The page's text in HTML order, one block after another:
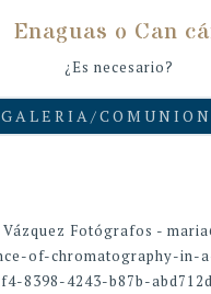
Enaguas o Can
¿Es necesario?
GALERIA/